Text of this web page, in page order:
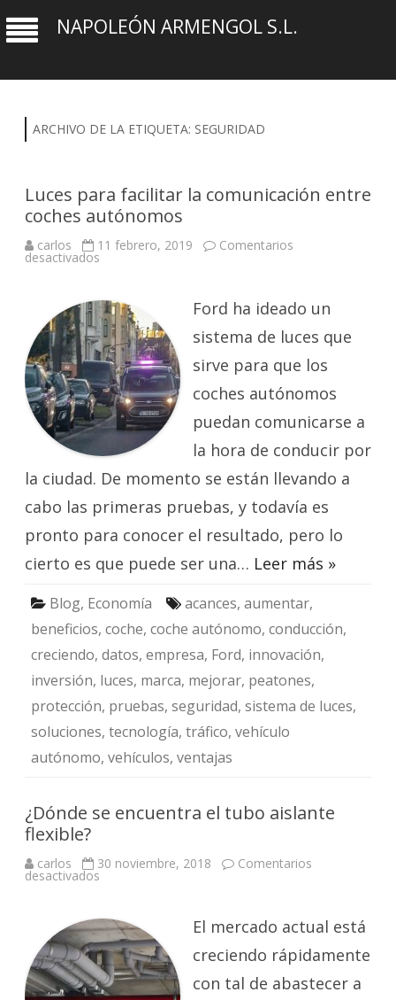
NAPOLEÓN ARMENGOL S.L.
ARCHIVO DE LA ETIQUETA: SEGURIDAD
Luces para facilitar la comunicación entre
coches autónomos
carlos 11 febrero, 2019 Comentarios
desactivados
la
comunicación
entre
coches
autónomos
Ford ha ideado un
sistema de luces que
sirve para que los
coches autónomos
puedan comunicarse a
la hora de conducir por
la ciudad. De momento se están llevando a
cabo las primeras pruebas, y todavía es
pronto para conocer el resultado, pero lo
cierto es que puede ser una… Leer más »
Blog, Economía acances, aumentar,
beneficios, coche, coche autónomo, conducción,
creciendo, datos, empresa, Ford, innovación,
inversión, luces, marca, mejorar, peatones,
protección, pruebas, seguridad, sistema de luces,
soluciones, tecnología, tráfico, vehículo
autónomo, vehículos, ventajas
¿Dónde se encuentra el tubo aislante
flexible?
carlos 30 noviembre, 2018 Comentarios
desactivados
el
tubo
aislante
flexible?
El mercado actual está
creciendo rápidamente
con tal de abastecer a